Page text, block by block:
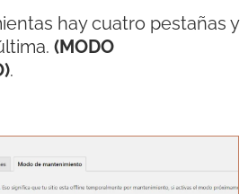
hay cuatro pestañas y
(MODO
.